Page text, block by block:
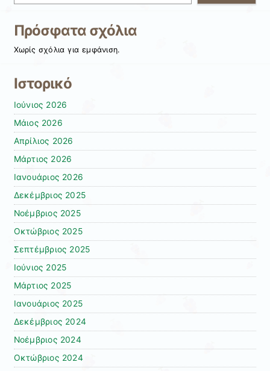
Πρόσφατα σχόλια
Χωρίς σχόλια για εμφάνιση.
Ιστορικό
Ιούνιος 2026
Μάιος 2026
Απρίλιος 2026
Μάρτιος 2026
Ιανουάριος 2026
Δεκέμβριος 2025
Νοέμβριος 2025
Οκτώβριος 2025
Σεπτέμβριος 2025
Ιούνιος 2025
Μάρτιος 2025
Ιανουάριος 2025
Δεκέμβριος 2024
Νοέμβριος 2024
Οκτώβριος 2024